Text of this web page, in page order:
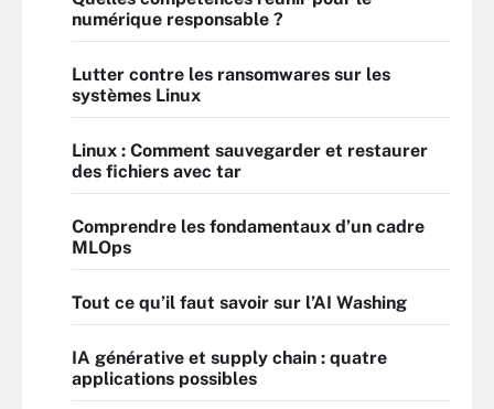
numérique responsable ?
Lutter contre les ransomwares sur les
systèmes Linux
Linux : Comment sauvegarder et restaurer
des fichiers avec tar
Comprendre les fondamentaux d’un cadre
MLOps
Tout ce qu’il faut savoir sur l’AI Washing
IA générative et supply chain : quatre
applications possibles